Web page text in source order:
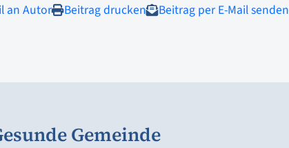
an Autor Beitrag drucken Beitrag per E-Mail senden
Gemeinde